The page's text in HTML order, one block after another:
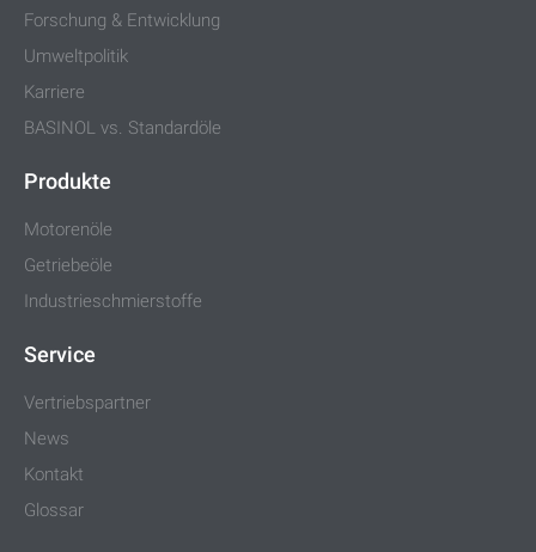
Forschung & Entwicklung
Umweltpolitik
Karriere
BASINOL vs. Standardöle
Produkte
Motorenöle
Getriebeöle
Industrieschmierstoffe
Service
Vertriebspartner
News
Kontakt
Glossar